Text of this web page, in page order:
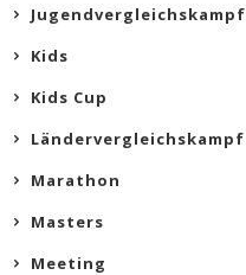
Jugendvergleichskampf
Kids
Kids Cup
Ländervergleichskampf
Marathon
Masters
Meeting